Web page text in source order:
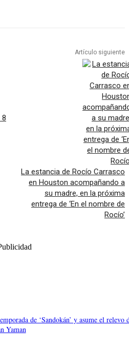
8
Artículo siguiente
La estancia de Rocío Carrasco
en Houston acompañando a
su madre, en la próxima
entrega de ‘En el nombre de
Rocío’
de ‘Sandokán’ y asume el relevo
Yaman